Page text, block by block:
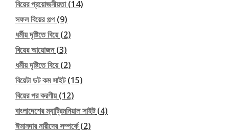
বিয়ের প্রয়োজনীয়তা(14)
সফল বিয়ের গল্প(9)
ধর্মীয় দৃষ্টিতে বিয়ে(2)
বিয়ের আয়োজন(3)
ধর্মীয় দৃষ্টিতে বিয়ে(2)
বিয়েটা ডট কম সাইট(15)
বিয়ের পর করণীয়(12)
বাংলাদেশের ম্যাট্রিমনিয়াল সাইট(4)
ঈমানদার নারীদের সম্পর্কে(2)